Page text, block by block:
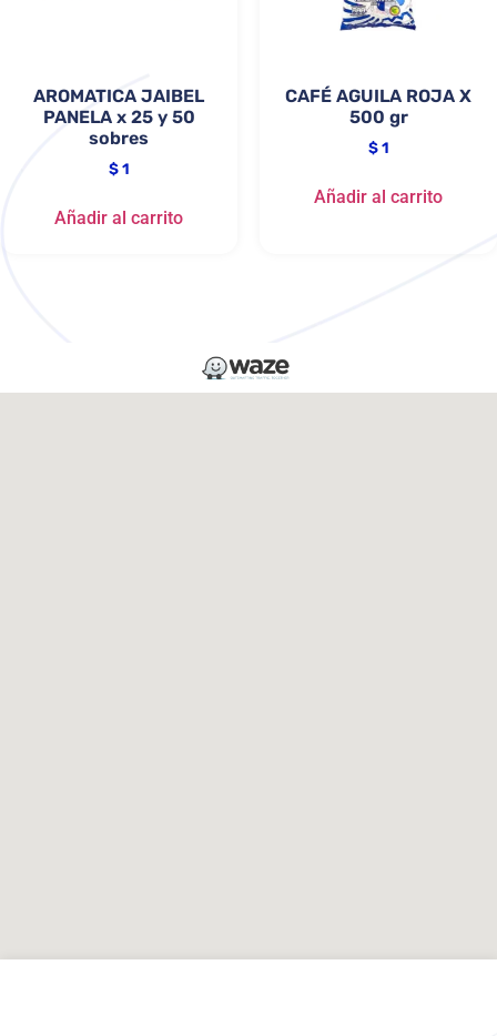
AROMATICA JAIBEL
PANELA x 25 y 50
sobres
$1
Añadir al carrito
CAFÉ AGUILA ROJA X
500 gr
$1
Añadir al carrito